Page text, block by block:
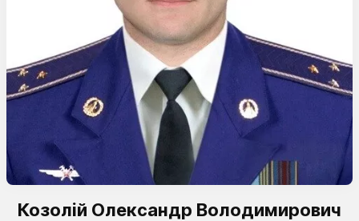
Козолій Олександр Володимирович